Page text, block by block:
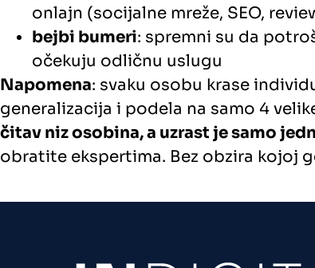
onlajn (socijalne mreže, SEO,
bejbi bumeri: spremni su da
očekuju odličnu uslugu
Napomena: svaku osobu krase
generalizacija i podela na samo 4
čitav niz osobina, a uzrast je samo
obratite ekspertima. Bez obzira kojoj